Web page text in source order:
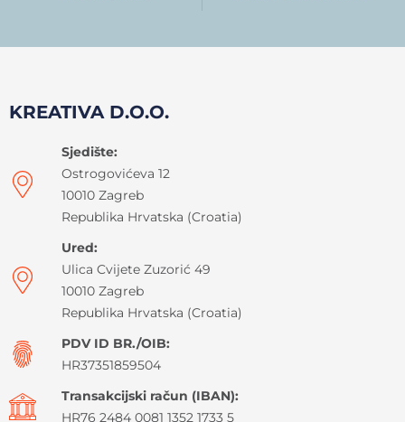
KREATIVA D.O.O.
Sjedište:
Ostrogovićeva 12
10010 Zagreb
Republika Hrvatska (Croatia)
Ured:
Ulica Cvijete Zuzorić 49
10010 Zagreb
Republika Hrvatska (Croatia)
PDV ID BR./OIB:
HR37351859504
Transakcijski račun (IBAN):
HR76 2484 0081 1352 1733 5